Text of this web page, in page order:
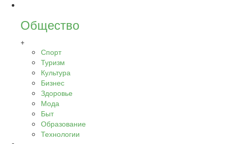
Общество
+
Спорт
Туризм
Культура
Бизнес
Здоровье
Мода
Быт
Образование
Технологии